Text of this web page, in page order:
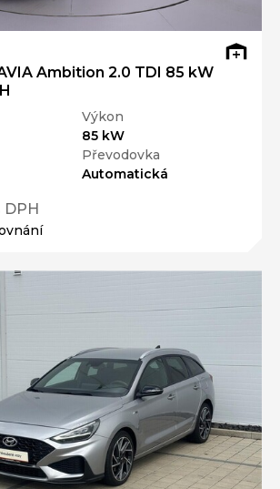
Ambition 2.0 TDI 85 kW
Výkon
85 kW
Převodovka
Automatická
DPH